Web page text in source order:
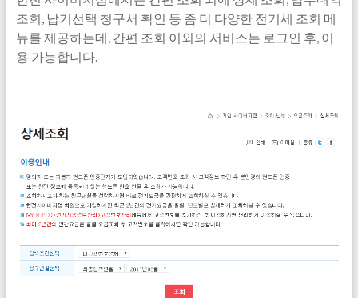
조회, 납기선택 청구서 확인 등 좀 더 다양한 전기세 조회 메
뉴를 제공하는데, 간편 조회 이외의 서비스는 로그인 후, 이
용 가능합니다.